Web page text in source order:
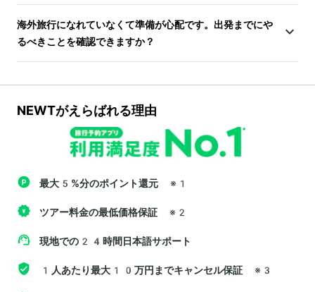
海外旅行になれていなくて準備が心配です。出発までにや
るべきことを確認できますか？
NEWTがえらばれる理由
最大5%分のポイント還元 ※1
ツアー料金の最低価格保証 ※2
現地での24時間日本語サポート
1人あたり最大10万円までキャンセル保証 ※3